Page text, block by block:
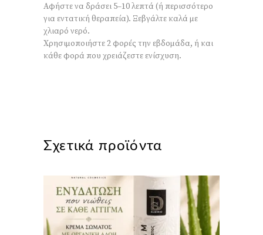
Αφήστε να δράσει 5–10 λεπτά (ή περισσότερο
για εντατική θεραπεία). Ξεβγάλτε καλά με
χλιαρό νερό.
Χρησιμοποιήστε 2 φορές την εβδομάδα, ή και
κάθε φορά που χρειάζεστε ενίσχυση.
Σχετικά προϊόντα